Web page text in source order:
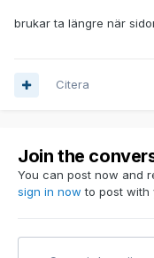
brukar ta längre när
Citera
Join the
You can post now and
sign in now to post with